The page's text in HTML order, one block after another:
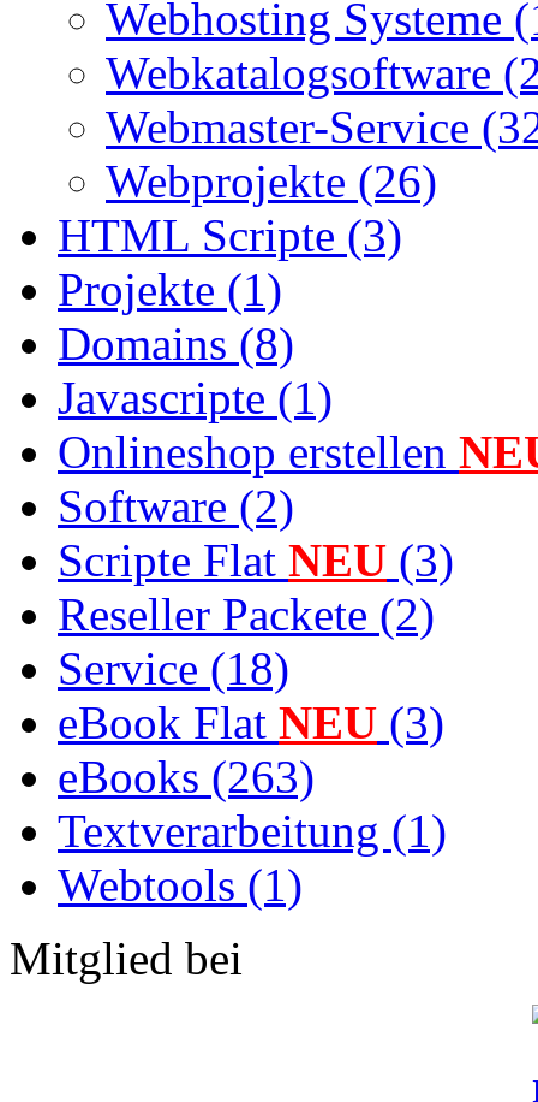
Webhosting Systeme
Webkatalogsoftware
Webmaster-Service
Webprojekte (26)
HTML Scripte (3)
Projekte (1)
Domains (8)
Javascripte (1)
Onlineshop erstellen
Software (2)
Scripte Flat NEU (3)
Reseller Packete (2)
Service (18)
eBook Flat NEU (3)
eBooks (263)
Textverarbeitung (1)
Webtools (1)
Mitglied bei